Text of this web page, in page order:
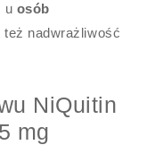
u osób
nadwrażliwość
NiQuitin
mg